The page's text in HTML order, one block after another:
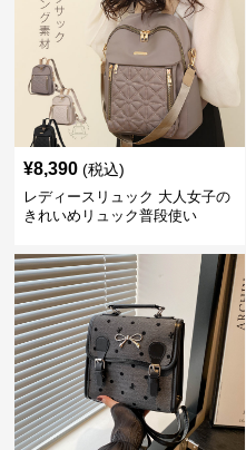
¥8,390 (税込)
レディースリュック 大人女子の
きれいめリュック普段使い